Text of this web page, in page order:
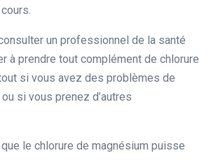
un professionnel de la santé
à prendre tout complément de chlorure
si vous avez des problèmes de
si vous prenez d’autres
que le chlorure de magnésium puisse